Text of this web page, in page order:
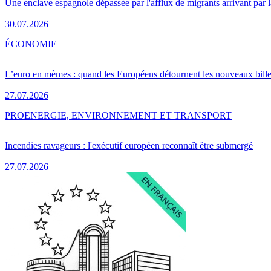
Une enclave espagnole dépassée par l'afflux de migrants arrivant par
30.07.2026
L’euro en mèmes : quand les Européens détournent les nouveaux
27.07.2026
ÉCONOMIE
Incendies ravageurs : l'exécutif européen reconnaît être submergé
27.07.2026
PROENERGIE, ENVIRONNEMENT ET TRANSPORT